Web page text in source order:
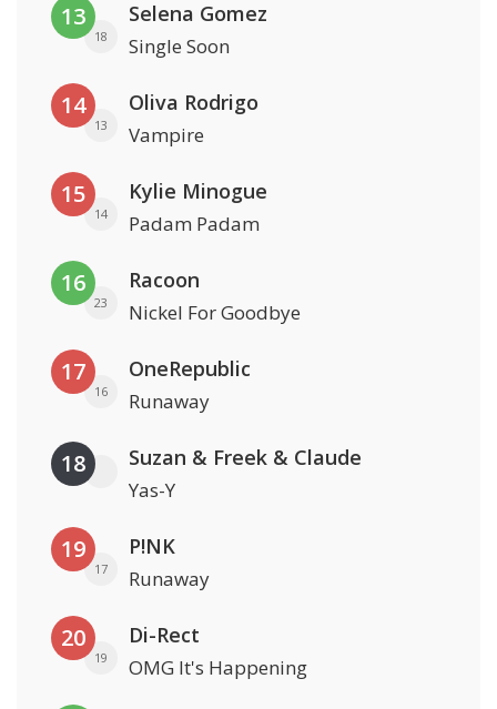
13
18
Selena Gomez
Single Soon
14
13
Oliva Rodrigo
Vampire
15
14
Kylie Minogue
Padam Padam
16
23
Racoon
Nickel For Goodbye
17
16
OneRepublic
Runaway
18 Suzan & Freek & Claude
Yas-Y
19
17
P!NK
Runaway
20
19
Di-Rect
OMG It's Happening